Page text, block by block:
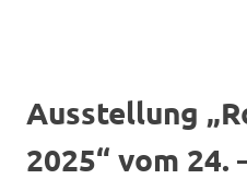
Ausstellung
2025“ vom 24.